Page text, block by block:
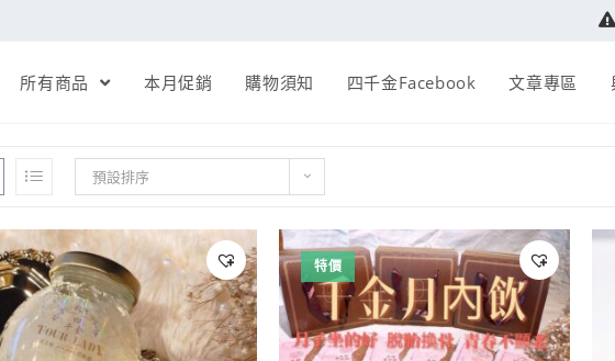
所有商品 本月促銷 購物須知 四千金Facebook 文章專區
預設排序
特價